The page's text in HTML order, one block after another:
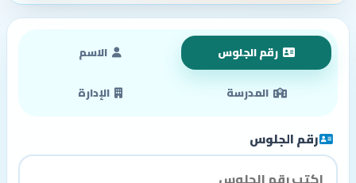
رقم الجلوس الاسم
المدرسة الإدارة
رقم الجلوس